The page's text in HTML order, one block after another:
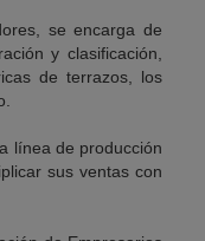
se encarga de
y clasificación,
de terrazos, los
línea de producción
sus ventas con